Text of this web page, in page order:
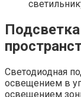
Подсветка
Светодиодная
освещением в
освещением